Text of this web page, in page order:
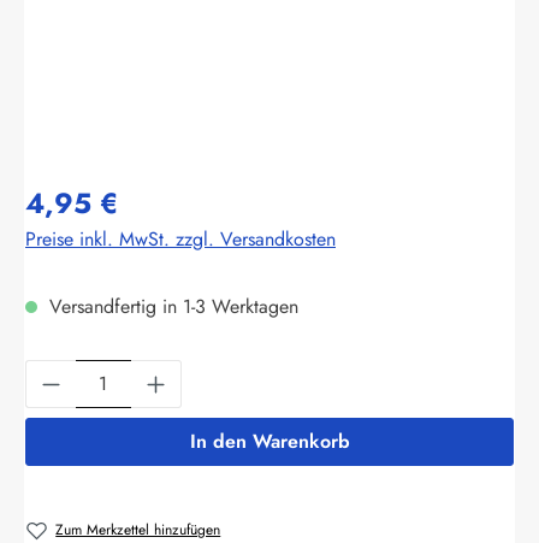
4,95 €
Preise inkl. MwSt. zzgl. Versandkosten
Versandfertig in 1-3 Werktagen
Produkt Anzahl: Gib den gewünschten
In den Warenkorb
Zum Merkzettel hinzufügen